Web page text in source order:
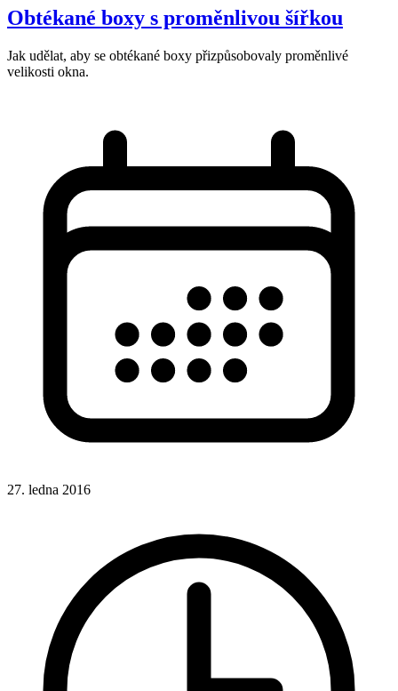
Obtékané boxy s proměnlivou šířkou
Jak udělat, aby se obtékané boxy přizpůsobovaly proměnlivé
velikosti okna.
27. ledna 2016